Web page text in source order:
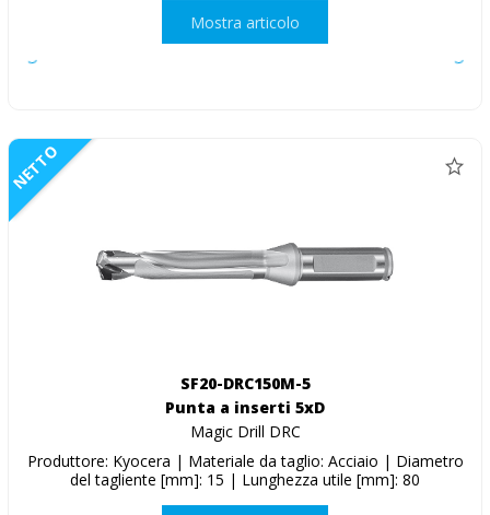
Mostra articolo
NETTO
SF20-DRC150M-5
Punta a inserti 5xD
Magic Drill DRC
Produttore: Kyocera | Materiale da taglio: Acciaio | Diametro
del tagliente [mm]: 15 | Lunghezza utile [mm]: 80